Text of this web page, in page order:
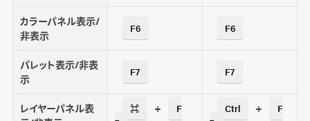
カラーパネル表示/
非表示
F6 F6
パレット表示/非表
示
F7 F7
レイヤーパネル表
⌘ +
F
Ctrl +
F